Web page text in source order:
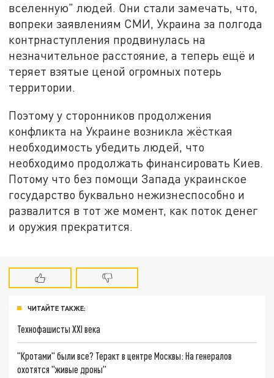
вселенную" людей. Они стали замечать, что,
вопреки заявлениям СМИ, Украина за полгода
контрнаступления продвинулась на
незначительное расстояние, а теперь ещё и
теряет взятые ценой огромных потерь
территории.
Поэтому у сторонников продолжения
конфликта на Украине возникла жёсткая
необходимость убедить людей, что
необходимо продолжать финансировать Киев.
Потому что без помощи Запада украинское
государство буквально нежизнеспособно и
развалится в тот же момент, как поток денег
и оружия прекратится.
ЧИТАЙТЕ ТАКЖЕ:
Технофашисты XXI века
"Кротами" были все? Теракт в центре Москвы: На генералов
охотятся "живые дроны"